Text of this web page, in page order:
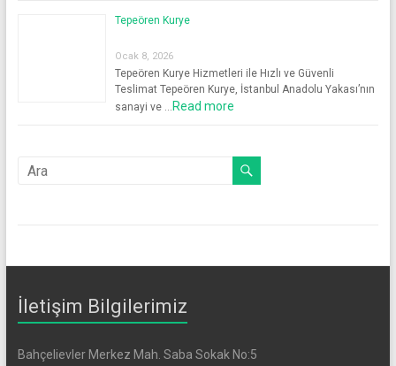
Tepeören Kurye
Ocak 8, 2026
Tepeören Kurye Hizmetleri ile Hızlı ve Güvenli
Teslimat Tepeören Kurye, İstanbul Anadolu Yakası’nın
sanayi ve … Read more
İletişim Bilgilerimiz
Bahçelievler Merkez Mah. Saba Sokak No:5